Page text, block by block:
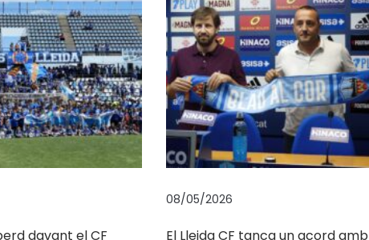
davant el CF
08/05/2026
El Lleida CF tanca un acord amb